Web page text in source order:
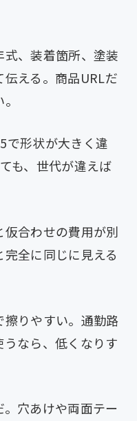
、装着箇所、塗装
える。商品URLだ
で形状が大きく違
も、世代が違えば
合わせの費用が別
全に同じに見える
りやすい。通勤路
なら、低くなりす
穴あけや両面テー